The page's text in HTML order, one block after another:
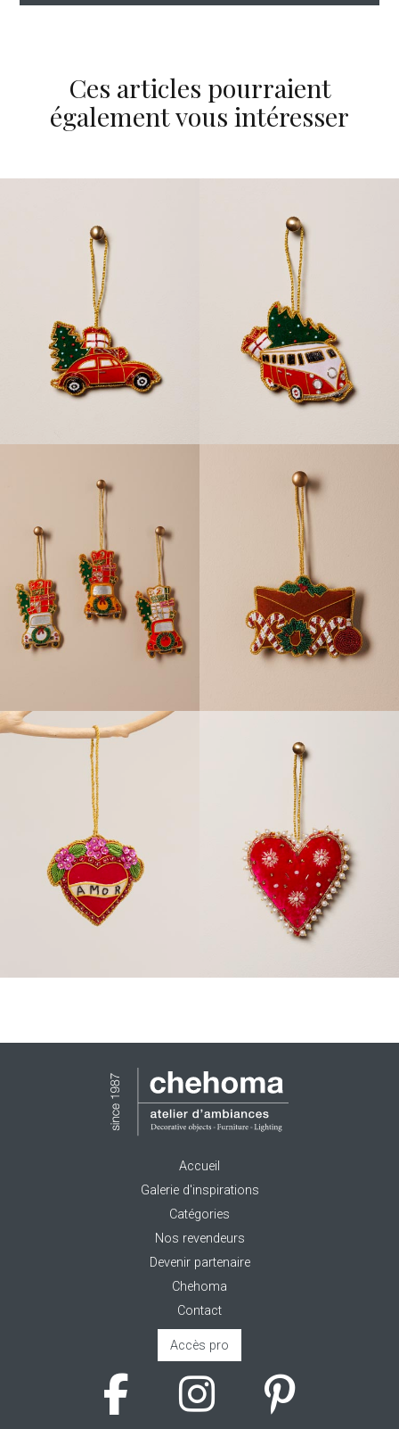
Ces articles pourraient
également vous intéresser
Accueil
Galerie d'inspirations
Catégories
Nos revendeurs
Devenir partenaire
Chehoma
Contact
Accès pro